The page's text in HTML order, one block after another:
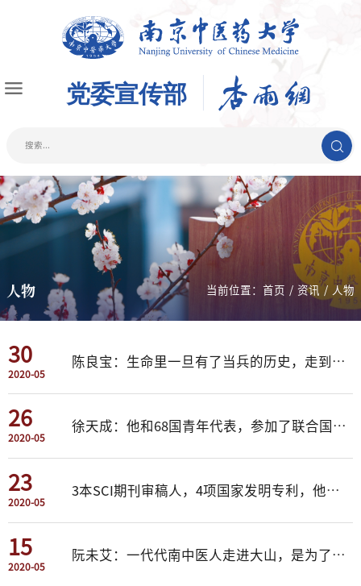
当前位置： 首页 / 资讯 / 人物
人物
30
2020-05
陈良宝：生命里一旦有了当兵的历史，走到哪里都记得自己是名军人
26
2020-05
徐天成：他和68国青年代表，参加了联合国组织的这场“特别对话”
23
2020-05
3本SCI期刊审稿人，4项国家发明专利，他是努力追光的王雨轩
15
2020-05
阮未艾：一代代南中医人走进大山，是为了让更多孩子走出大山